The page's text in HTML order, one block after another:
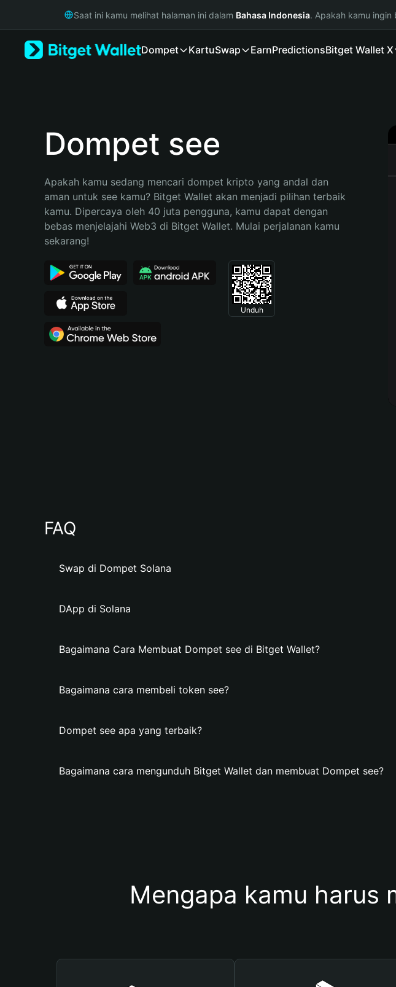
Русский
Bahasa Indonesia
Español (Argentina)
Saat ini kamu melihat halaman ini dalam Bahasa Indonesia. Apakah kamu ingin
Dompet KartuSwap EarnPredictionsBitget Wallet X
Dompet see
Apakah kamu sedang mencari dompet kripto yang andal dan
aman untuk see kamu? Bitget Wallet akan menjadi pilihan terbaik
kamu. Dipercaya oleh 40 juta pengguna, kamu dapat dengan
bebas menjelajahi Web3 di Bitget Wallet. Mulai perjalanan kamu
sekarang!
Unduh
FAQ
Swap di Dompet Solana
DApp di Solana
Bagaimana Cara Membuat Dompet see di Bitget Wallet?
Bagaimana cara membeli token see?
Dompet see apa yang terbaik?
Bagaimana cara mengunduh Bitget Wallet dan membuat Dompet see?
Mengapa kamu harus